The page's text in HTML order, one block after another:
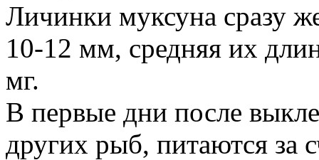
Личинки муксуна сразу
10-12 мм, средняя их
мг.
В первые дни после
других рыб, питаются за